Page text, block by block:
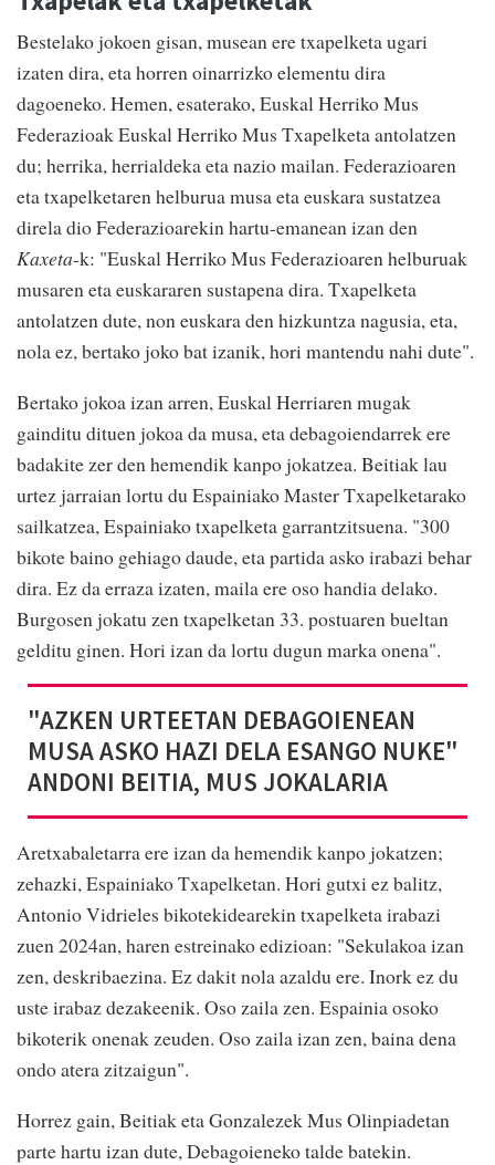
Bestelako jokoen gisan, musean ere txapelketa ugari
izaten dira, eta horren oinarrizko elementu dira
dagoeneko. Hemen, esaterako, Euskal Herriko Mus
Federazioak Euskal Herriko Mus Txapelketa antolatzen
du; herrika, herrialdeka eta nazio mailan. Federazioaren
eta txapelketaren helburua musa eta euskara sustatzea
direla dio Federazioarekin hartu-emanean izan den
Kaxeta-k: "Euskal Herriko Mus Federazioaren helburuak
musaren eta euskararen sustapena dira. Txapelketa
antolatzen dute, non euskara den hizkuntza nagusia, eta,
nola ez, bertako joko bat izanik, hori mantendu nahi dute".
Bertako jokoa izan arren, Euskal Herriaren mugak
gainditu dituen jokoa da musa, eta debagoiendarrek ere
badakite zer den hemendik kanpo jokatzea. Beitiak lau
urtez jarraian lortu du Espainiako Master Txapelketarako
sailkatzea, Espainiako txapelketa garrantzitsuena. "300
bikote baino gehiago daude, eta partida asko irabazi behar
dira. Ez da erraza izaten, maila ere oso handia delako.
Burgosen jokatu zen txapelketan 33. postuaren bueltan
gelditu ginen. Hori izan da lortu dugun marka onena".
"AZKEN URTEETAN DEBAGOIENEAN
MUSA ASKO HAZI DELA ESANGO NUKE"
ANDONI BEITIA, MUS JOKALARIA
Aretxabaletarra ere izan da hemendik kanpo jokatzen;
zehazki, Espainiako Txapelketan. Hori gutxi ez balitz,
Antonio Vidrieles bikotekidearekin txapelketa irabazi
zuen 2024an, haren estreinako edizioan: "Sekulakoa izan
zen, deskribaezina. Ez dakit nola azaldu ere. Inork ez du
uste irabaz dezakeenik. Oso zaila zen. Espainia osoko
bikoterik onenak zeuden. Oso zaila izan zen, baina dena
ondo atera zitzaigun".
Horrez gain, Beitiak eta Gonzalezek Mus Olinpiadetan
parte hartu izan dute, Debagoieneko talde batekin.